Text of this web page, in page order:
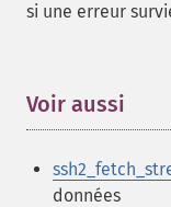
si une erreur
Voir aussi
données